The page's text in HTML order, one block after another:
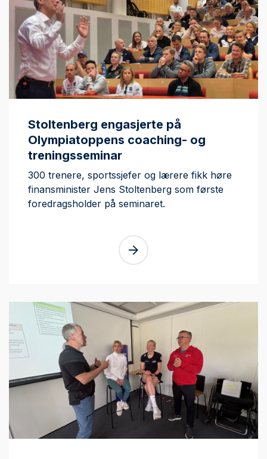
Stoltenberg engasjerte på
Olympiatoppens coaching- og
treningsseminar
300 trenere, sportssjefer og lærere fikk høre
finansminister Jens Stoltenberg som første
foredragsholder på seminaret.